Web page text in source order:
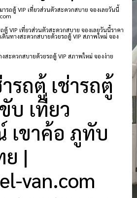
ารถตู้ VIP เที่ยวส่วนตัวสะดวกสบาย จองเลยวันนี้
ตู้ VIP เที่ยวส่วนตัวสะดวกสบาย จองเลยวันนี้ราคา
ดินทางสะดวกสบายด้วยรถตู้ VIP สภาพใหม่ จอง
สะดวกสบายด้วยรถตู้ VIP สภาพใหม่ จองง่าย
รถตู้ เช่ารถตู้
บ เที่ยว
เขาค้อ ภูทับ
ย |
van.com